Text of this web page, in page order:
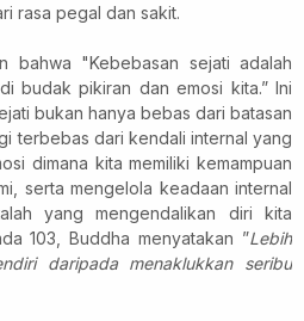
rasa pegal dan sakit.
bahwa "Kebebasan sejati adalah
budak pikiran dan emosi kita.” Ini
bukan hanya bebas dari batasan
terbebas dari kendali internal yang
dimana kita memiliki kemampuan
serta mengelola keadaan internal
yang mengendalikan diri kita
103, Buddha menyatakan ”Lebih
daripada menaklukkan seribu